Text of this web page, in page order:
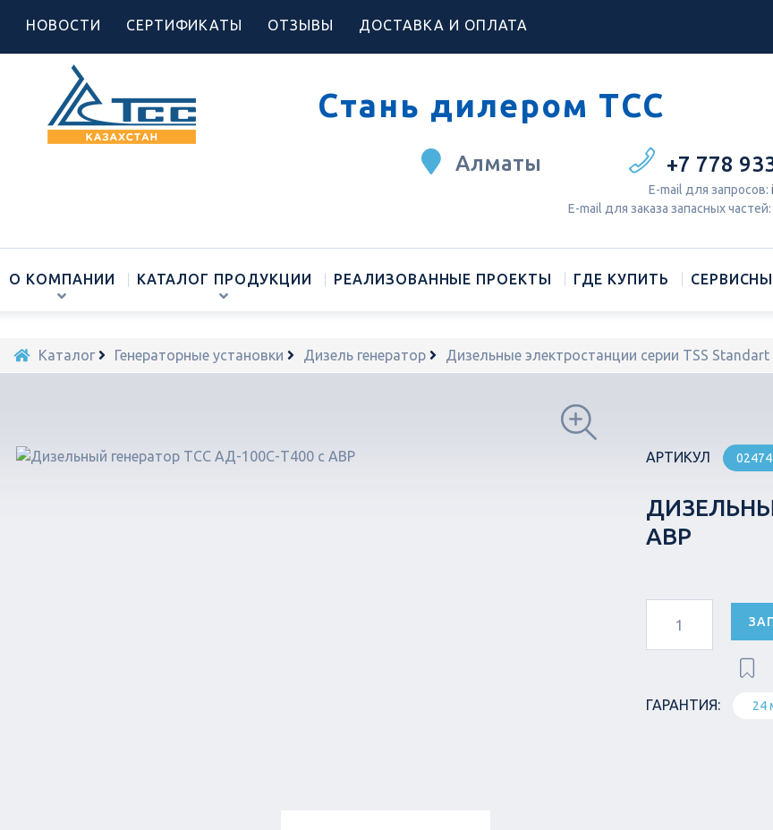
НОВОСТИ СЕРТИФИКАТЫ ОТЗЫВЫ ДОСТАВКА И ОПЛАТА
Стань дилером ТСС
+7 778
Е-mail для запросов:
Е-mail для заказа запасных частей:
Алматы
О КОМПАНИИ КАТАЛОГ ПРОДУКЦИИ РЕАЛИЗОВАННЫЕ ПРОЕКТЫ ГДЕ КУПИТЬ
Каталог Генераторные установки Дизель генератор Дизельные электростанции серии TSS Standart
АРТИКУЛ
АВР
ГАРАНТИЯ: 24